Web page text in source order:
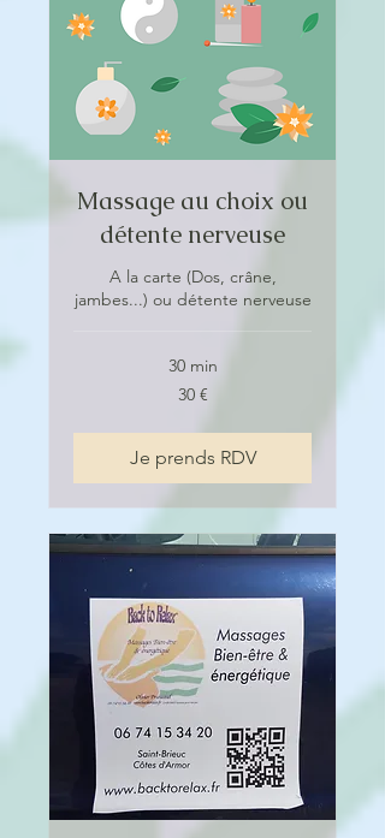
Massage au choix ou
détente nerveuse
A la carte (Dos, crâne,
jambes...) ou détente nerveuse
30 min
30 €
Je prends RDV